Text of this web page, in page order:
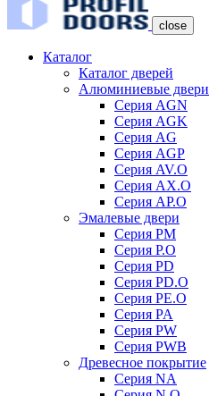
close
Каталог
Каталог дверей
Алюминиевые двери
Серия AGN
Серия AGK
Серия AG
Серия AGP
Серия AV.O
Серия AX.O
Серия AP.O
Эмалевые двери
Серия PM
Серия P.O
Серия PD
Серия PD.O
Серия PE.O
Серия PA
Серия PW
Серия PWB
Древесное покрытие
Серия NA